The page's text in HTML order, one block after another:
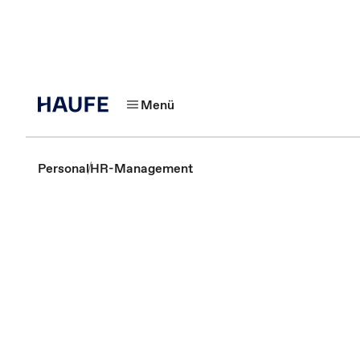
Menü
PersonalHR-Management